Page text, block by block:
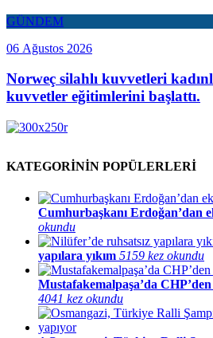
GÜNDEM
06 Ağustos 2026
Norweç silahlı kuvvetleri
kuvvetler eğitimlerini başlattı.
KATEGORİNİN POPÜLERLERİ
Cumhurbaşkanı Erdoğan’dan
okundu
yapılara yıkım 5159 kez okundu
Mustafakemalpaşa’da
4041 kez okundu